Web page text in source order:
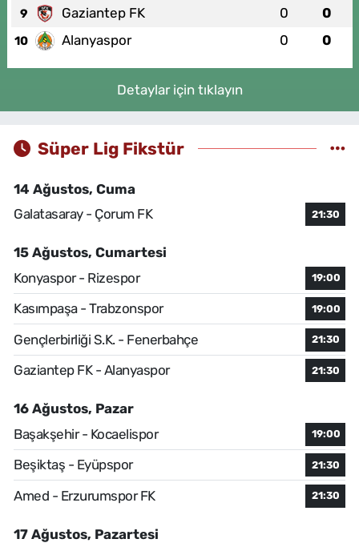
9 Gaziantep FK 0 0
10 Alanyaspor 0 0
Detaylar için tıklayın
Süper Lig Fikstür
14 Ağustos, Cuma
Galatasaray - Çorum FK
21:30
15 Ağustos, Cumartesi
Konyaspor - Rizespor
19:00
Kasımpaşa - Trabzonspor 19:00
Gençlerbirliği S.K. - Fenerbahçe 21:30
Gaziantep FK - Alanyaspor 21:30
16 Ağustos, Pazar
Başakşehir - Kocaelispor
19:00
Beşiktaş - Eyüpspor 21:30
Amed - Erzurumspor FK 21:30
17 Ağustos, Pazartesi